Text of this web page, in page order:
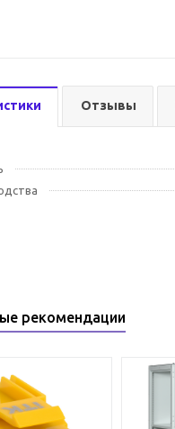
Отзывы
рекомендации